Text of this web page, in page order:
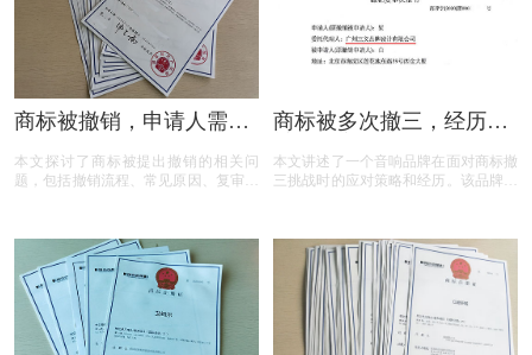
商标被撤销，申请人需担
本文探讨了商标被提出撤销的相关问
题，包括撤销流程、常见原因、复审与
利人提供了全面的指导。
商标被多次撤三，经历答
本文讲述了一个音响品牌在面对商标撤
三挑战时的应对策略和经历。该品牌遭
据，品牌在复审中取得胜利，维护了商
标权益。文章概述了商标撤三定义、答
辩、复审流程，以及如何通过有效的证
据和专业策略来保护商标不被撤销。